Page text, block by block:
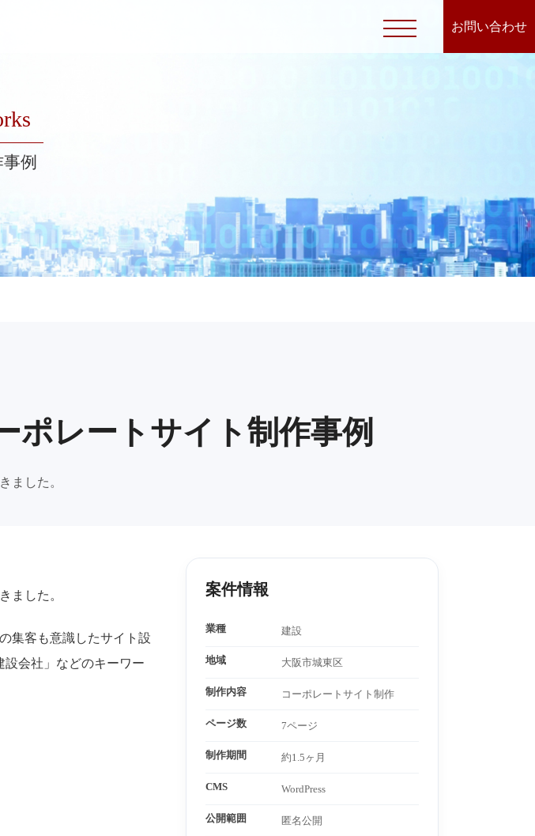
お問い合わせ
例
ポレートサイト制作事例
ました。
ました。
集客も意識したサイト設
会社」などのキーワー
案件情報
業種 建設
地域 大阪市城東区
制作内容 コーポレートサイト制作
ページ数 7ページ
制作期間 約1.5ヶ月
CMS WordPress
公開範囲 匿名公開